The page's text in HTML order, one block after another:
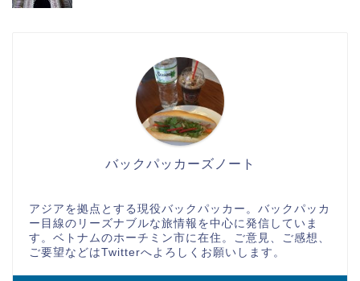
バックパッカーズノート
アジアを拠点とする現役バックパッカー。バックパッカ
ー目線のリーズナブルな旅情報を中心に発信していま
す。ベトナムのホーチミン市に在住。ご意見、ご感想、
ご要望などはTwitterへよろしくお願いします。